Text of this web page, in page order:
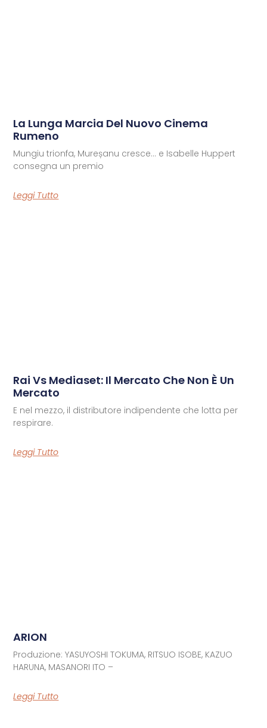
La Lunga Marcia Del Nuovo Cinema
Rumeno
Mungiu trionfa, Mureșanu cresce… e Isabelle Huppert
consegna un premio
Leggi Tutto
Rai Vs Mediaset: Il Mercato Che Non È Un
Mercato
E nel mezzo, il distributore indipendente che lotta per
respirare.
Leggi Tutto
ARION
Produzione: YASUYOSHI TOKUMA, RITSUO ISOBE, KAZUO
HARUNA, MASANORI ITO –
Leggi Tutto